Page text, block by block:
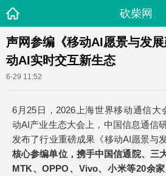
砍柴网
声网参编《移动AI愿景与发
动AI实时交互新生态
6-29 11:52
6月25日，2026上海世界移动通信
动AI产业生态大会上，中国信息通信
发布了行业重磅成果《移动AI愿景与
核心参编单位，携手中国信通院、三
MTK、OPPO、 Vivo、小米等20余